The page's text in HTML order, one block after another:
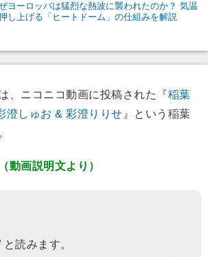
ヨーロッパは猛烈な熱波に襲われたのか？ 気温
し上げる「ヒートドーム」の仕組みを解説
、ニコニコ動画に投稿された『稲葉
澄しゅお & 彩澄りりせ 』という稲葉
動画説明文より）
読みます。